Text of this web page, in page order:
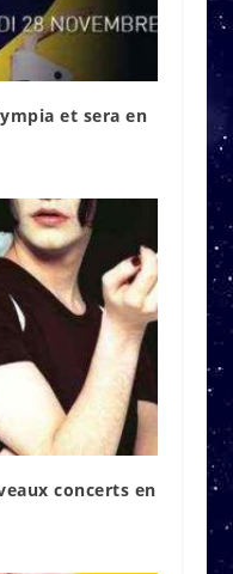
et sera en
concerts en